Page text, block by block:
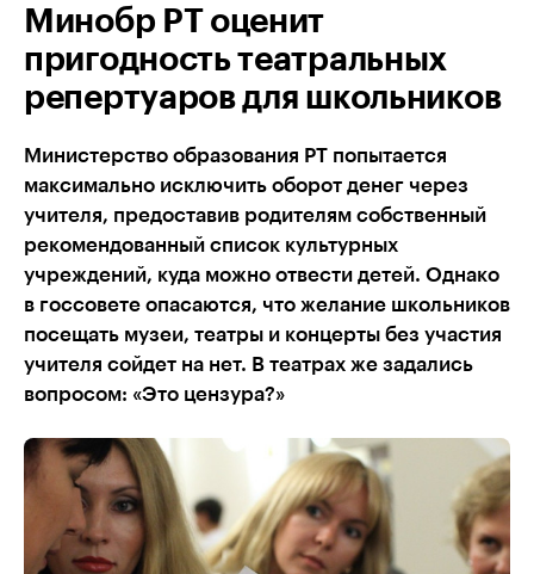
Минобр РТ оценит
пригодность театральных
репертуаров для школьников
Министерство образования РТ попытается
максимально исключить оборот денег через
учителя, предоставив родителям собственный
рекомендованный список культурных
учреждений, куда можно отвести детей. Однако
в госсовете опасаются, что желание школьников
посещать музеи, театры и концерты без участия
учителя сойдет на нет. В театрах же задались
вопросом: «Это цензура?»